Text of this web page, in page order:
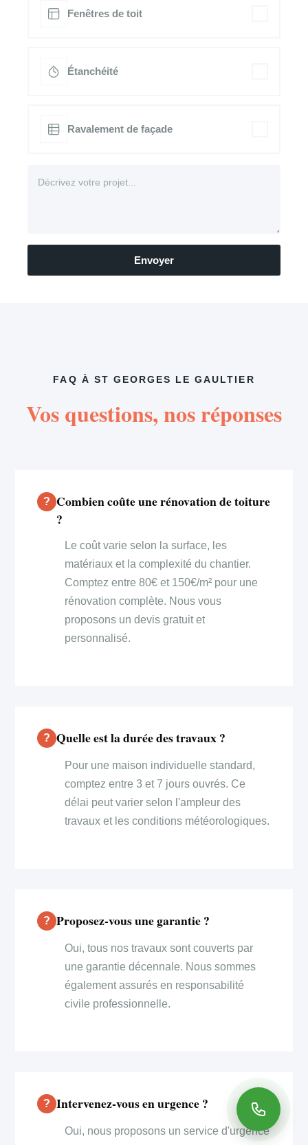
Fenêtres de toit
Étanchéité
Ravalement de façade
Envoyer
FAQ À ST GEORGES LE GAULTIER
Vos questions, nos réponses
Combien coûte une rénovation de toiture
?
Le coût varie selon la surface, les
matériaux et la complexité du chantier.
Comptez entre 80€ et 150€/m² pour une
rénovation complète. Nous vous
proposons un devis gratuit et
personnalisé.
Quelle est la durée des travaux ?
Pour une maison individuelle standard,
comptez entre 3 et 7 jours ouvrés. Ce
délai peut varier selon l'ampleur des
travaux et les conditions météorologiques.
Proposez-vous une garantie ?
Oui, tous nos travaux sont couverts par
une garantie décennale. Nous sommes
également assurés en responsabilité
civile professionnelle.
Intervenez-vous en urgence ?
Oui, nous proposons un service d'urgence